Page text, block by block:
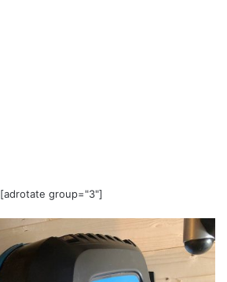
[adrotate group="3"]